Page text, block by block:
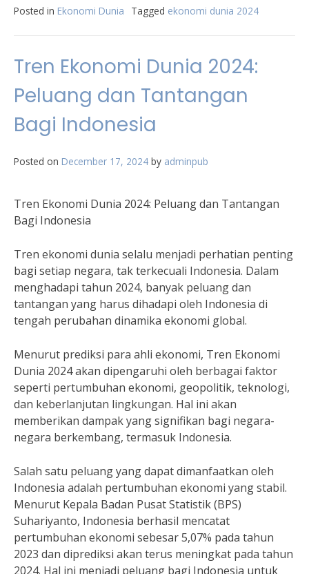
Posted in Ekonomi Dunia Tagged ekonomi dunia 2024
Tren Ekonomi Dunia 2024:
Peluang dan Tantangan
Bagi Indonesia
Posted on December 17, 2024 by adminpub
Tren Ekonomi Dunia 2024: Peluang dan Tantangan
Bagi Indonesia
Tren ekonomi dunia selalu menjadi perhatian penting
bagi setiap negara, tak terkecuali Indonesia. Dalam
menghadapi tahun 2024, banyak peluang dan
tantangan yang harus dihadapi oleh Indonesia di
tengah perubahan dinamika ekonomi global.
Menurut prediksi para ahli ekonomi, Tren Ekonomi
Dunia 2024 akan dipengaruhi oleh berbagai faktor
seperti pertumbuhan ekonomi, geopolitik, teknologi,
dan keberlanjutan lingkungan. Hal ini akan
memberikan dampak yang signifikan bagi negara-
negara berkembang, termasuk Indonesia.
Salah satu peluang yang dapat dimanfaatkan oleh
Indonesia adalah pertumbuhan ekonomi yang stabil.
Menurut Kepala Badan Pusat Statistik (BPS)
Suhariyanto, Indonesia berhasil mencatat
pertumbuhan ekonomi sebesar 5,07% pada tahun
2023 dan diprediksi akan terus meningkat pada tahun
2024. Hal ini menjadi peluang bagi Indonesia untuk